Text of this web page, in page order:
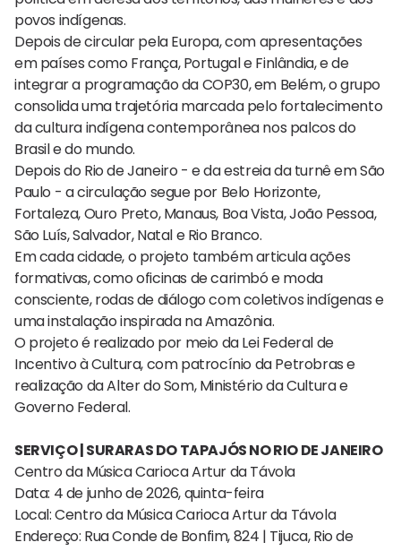
povos indígenas.
Depois de circular pela Europa, com apresentações
em países como França, Portugal e Finlândia, e de
integrar a programação da COP30, em Belém, o grupo
consolida uma trajetória marcada pelo fortalecimento
da cultura indígena contemporânea nos palcos do
Brasil e do mundo.
Depois do Rio de Janeiro - e da estreia da turnê em São
Paulo - a circulação segue por Belo Horizonte,
Fortaleza, Ouro Preto, Manaus, Boa Vista, João Pessoa,
São Luís, Salvador, Natal e Rio Branco.
Em cada cidade, o projeto também articula ações
formativas, como oficinas de carimbó e moda
consciente, rodas de diálogo com coletivos indígenas e
uma instalação inspirada na Amazônia.
O projeto é realizado por meio da Lei Federal de
Incentivo à Cultura, com patrocínio da Petrobras e
realização da Alter do Som, Ministério da Cultura e
Governo Federal.
SERVIÇO | SURARAS DO TAPAJÓS NO RIO DE JANEIRO
Centro da Música Carioca Artur da Távola
Data: 4 de junho de 2026, quinta-feira
Local: Centro da Música Carioca Artur da Távola
Endereço: Rua Conde de Bonfim, 824 | Tijuca, Rio de